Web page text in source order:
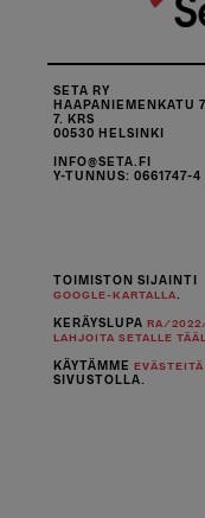
SETA RY
HAAPANIEMENKATU
7. KRS
00530 HELSINKI
INFO@SETA.FI
Y-TUNNUS: 0661747-4
TOIMISTON SIJAINTI
GOOGLE-KARTALLA.
KERÄYSLUPARA/
LAHJOITA SETALLE
KÄYTÄMMEEVÄSTEITÄ
SIVUSTOLLA.